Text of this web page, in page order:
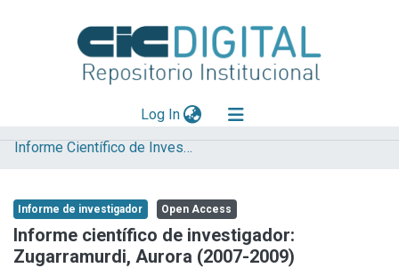
Log In(current)
Explorar
Aportar material
Statistics
Informe Científico de Investigador
Informe de investigador Open Access
Informe científico de investigador:
Zugarramurdi, Aurora (2007-2009)